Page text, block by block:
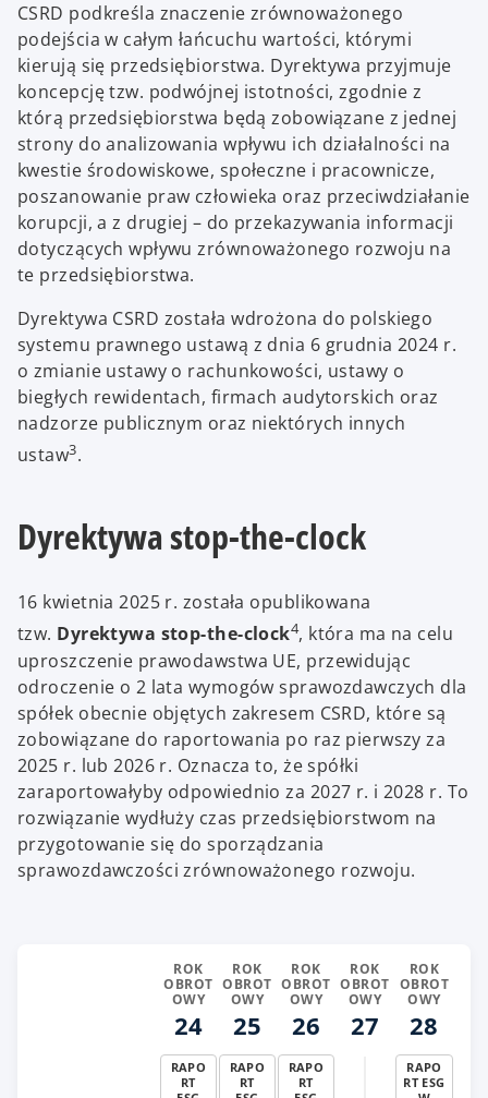
CSRD podkreśla znaczenie zrównoważonego
podejścia w całym łańcuchu wartości, którymi
kierują się przedsiębiorstwa. Dyrektywa przyjmuje
koncepcję tzw. podwójnej istotności, zgodnie z
którą przedsiębiorstwa będą zobowiązane z jednej
strony do analizowania wpływu ich działalności na
kwestie środowiskowe, społeczne i pracownicze,
poszanowanie praw człowieka oraz przeciwdziałanie
korupcji, a z drugiej – do przekazywania informacji
dotyczących wpływu zrównoważonego rozwoju na
te przedsiębiorstwa.
Dyrektywa CSRD została wdrożona do polskiego
systemu prawnego ustawą z dnia 6 grudnia 2024 r.
o zmianie ustawy o rachunkowości, ustawy o
biegłych rewidentach, firmach audytorskich oraz
nadzorze publicznym oraz niektórych innych
ustaw3.
Dyrektywa stop-the-clock
16 kwietnia 2025 r. została opublikowana
tzw. Dyrektywa stop-the-clock4, która ma na celu
uproszczenie prawodawstwa UE, przewidując
odroczenie o 2 lata wymogów sprawozdawczych dla
spółek obecnie objętych zakresem CSRD, które są
zobowiązane do raportowania po raz pierwszy za
2025 r. lub 2026 r. Oznacza to, że spółki
zaraportowałyby odpowiednio za 2027 r. i 2028 r. To
rozwiązanie wydłuży czas przedsiębiorstwom na
przygotowanie się do sporządzania
sprawozdawczości zrównoważonego rozwoju.
ROK
OBROT
OWY
24
RAPO
RT
ROK
OBROT
OWY
25
RAPO
RT
ROK
OBROT
OWY
26
RAPO
RT
ROK
OBROT
OWY
27
ROK
OBROT
OWY
28
RAPO
RT ESG